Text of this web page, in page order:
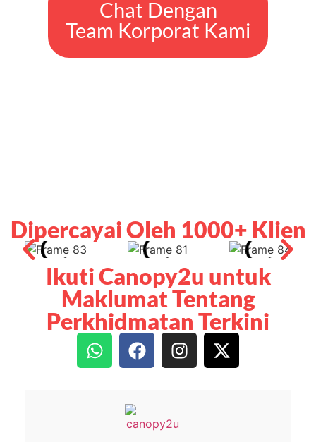
Chat Dengan
Team Korporat Kami
Dipercayai Oleh 1000+ Klien
Ikuti Canopy2u untuk
Maklumat Tentang
Perkhidmatan Terkini